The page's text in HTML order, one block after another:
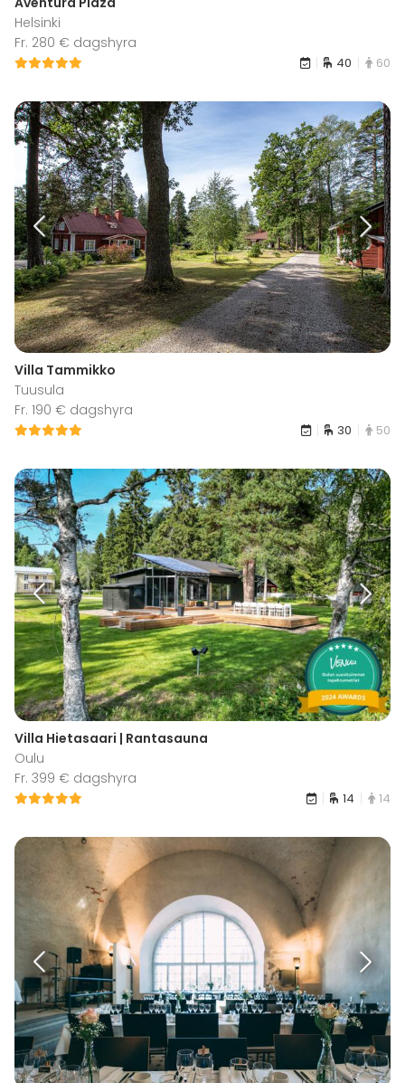
Helsinki
Fr. 280 € dagshyra
40 60
Villa Tammikko
Tuusula
Fr. 190 € dagshyra
30 50
Villa Hietasaari | Rantasauna
Oulu
Fr. 399 € dagshyra
14 14